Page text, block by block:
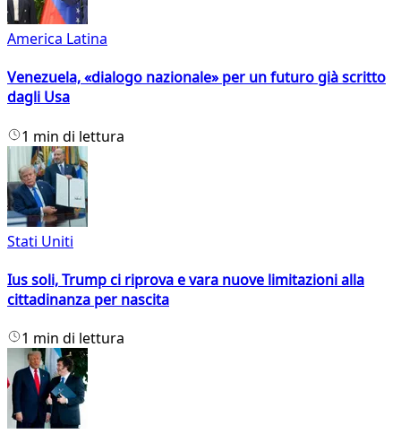
America Latina
Venezuela, «dialogo nazionale» per un futuro già scritto
dagli Usa
1 min di lettura
Stati Uniti
Ius soli, Trump ci riprova e vara nuove limitazioni alla
cittadinanza per nascita
1 min di lettura